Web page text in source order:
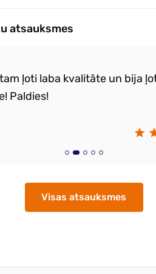
atsauksmes
ļoti laba kvalitāte un bija
Paldies!
Visas atsauksmes